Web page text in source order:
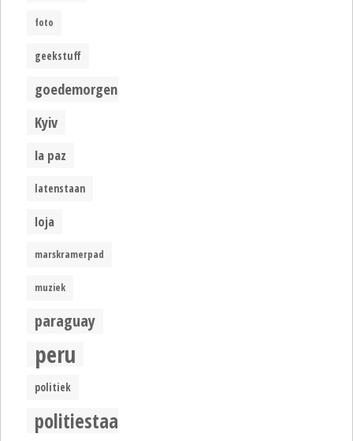
foto
geekstuff
goedemorgen
Kyiv
la paz
latenstaan
loja
marskramerpad
muziek
paraguay
peru
politiek
politiestaat